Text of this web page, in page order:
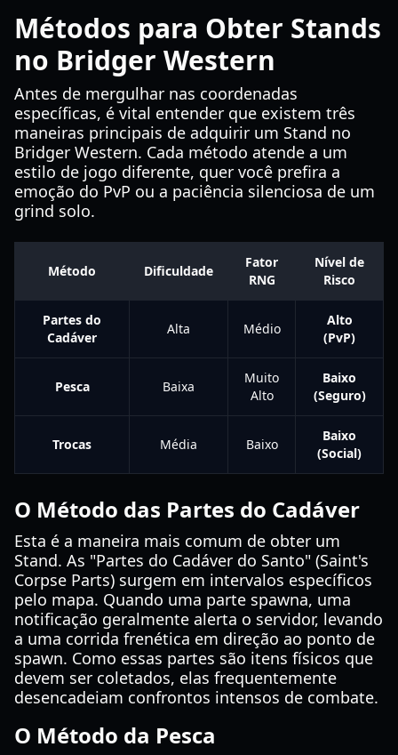
Métodos para Obter Stands
no Bridger Western
Antes de mergulhar nas coordenadas
específicas, é vital entender que existem três
maneiras principais de adquirir um Stand no
Bridger Western. Cada método atende a um
estilo de jogo diferente, quer você prefira a
emoção do PvP ou a paciência silenciosa de um
grind solo.
Método Dificuldade
Fator
RNG
Nível de
Risco
Partes do
Cadáver
Alta Médio
Alto
(PvP)
Pesca Baixa
Muito
Alto
Baixo
(Seguro)
Trocas Média Baixo
Baixo
(Social)
O Método das Partes do Cadáver
Esta é a maneira mais comum de obter um
Stand. As "Partes do Cadáver do Santo" (Saint's
Corpse Parts) surgem em intervalos específicos
pelo mapa. Quando uma parte spawna, uma
notificação geralmente alerta o servidor, levando
a uma corrida frenética em direção ao ponto de
spawn. Como essas partes são itens físicos que
devem ser coletados, elas frequentemente
desencadeiam confrontos intensos de combate.
O Método da Pesca